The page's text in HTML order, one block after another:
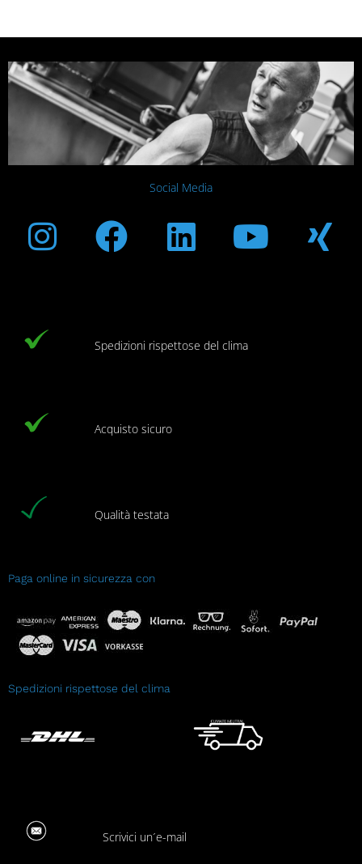
Social Media
Instagram
Facebook
Linkedin
Spedizioni rispettose del clima
Acquisto sicuro
Qualità testata
Paga online in sicurezza con
Spedizioni rispettose del clima
Scrivici un´e-mail